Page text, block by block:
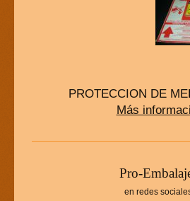
PROTECCION DE
Más
Pro-
en redes